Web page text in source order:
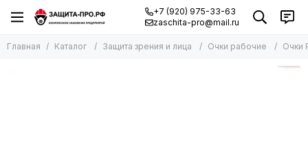
+7 (920) 975-33-63
zaschita-pro@mail.ru
Главная Каталог Защита зрения и лица Очки рабочие Очки